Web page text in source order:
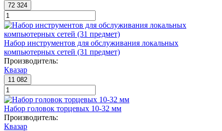
72 324
Набор инструментов для обслуживания локальных
компьютерных сетей (31 предмет)
Производитель:
Квазар
11 082
Набор головок торцевых 10-32 мм
Производитель:
Квазар